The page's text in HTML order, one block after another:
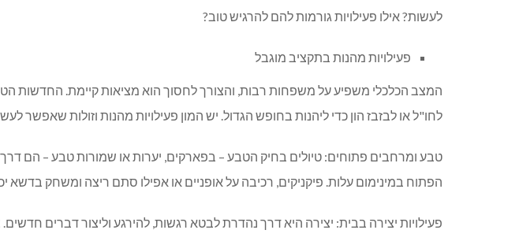
לעשות? אילו פעילויות גורמות להם להרגיש טוב?
פעילויות מהנות בתקציב מוגבל
המצב הכלכלי משפיע על משפחות רבות, והצורך לחסוך הוא מציאות קיימת. החדשות
לחו"ל או לבזבז הון כדי ליהנות בחופש הגדול. יש המון פעילויות מהנות וזולות שאפשר
טבע ומרחבים פתוחים: טיולים בחיק הטבע – בפארקים, יערות או שמורות טבע – הם דרך
הפתוח במינימום עלות. פיקניקים, רכיבה על אופניים או אפילו סתם ריצה ומשחק בדשא
פעילויות יצירה בבית: יצירה היא דרך נהדרת לבטא רגשות, להירגע וליצור דברים חדשים.